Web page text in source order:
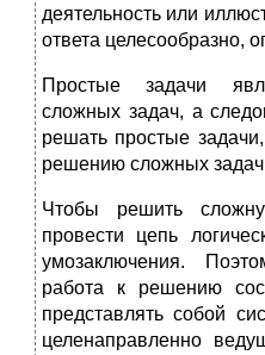
деятельность или
ответа целесообразно,
Простые задачи
сложных задач, а
решать простые
решению сложных
Чтобы решить
провести цепь
умозаключения.
работа к решению
представлять собой
целенаправлен­но